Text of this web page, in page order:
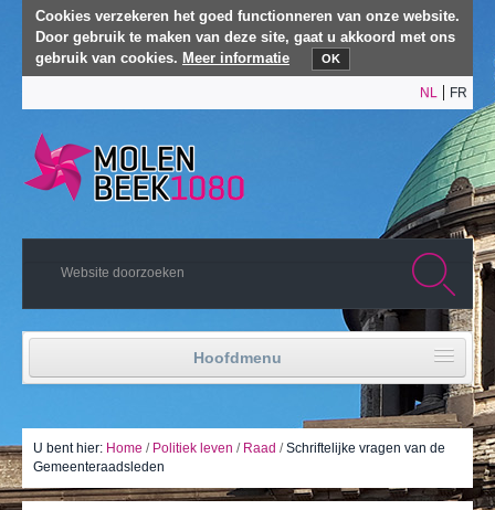
Cookies verzekeren het goed functionneren van onze website.
Door gebruik te maken van deze site, gaat u akkoord met ons
gebruik van cookies. Meer informatie OK
NL FR
Hoofdmenu
Politiek leven
Ik leef
U bent hier: Home / Politiek leven / Raad /Schriftelijke vragen van de
Gemeenteraadsleden